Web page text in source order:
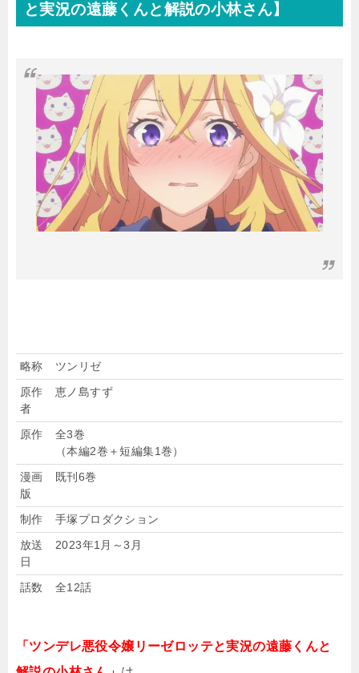
と実況の遠藤くんと解説の小林さん】
略称
ツンリゼ
原作
者
恵ノ島すず
原作
全3巻
（本編2巻＋短編集1巻）
漫画
版
既刊6巻
制作
手塚プロダクション
放送
日
2023年1月～3月
話数 全12話
「ツンデレ悪役令嬢リーゼロッテと実況の遠藤くんと